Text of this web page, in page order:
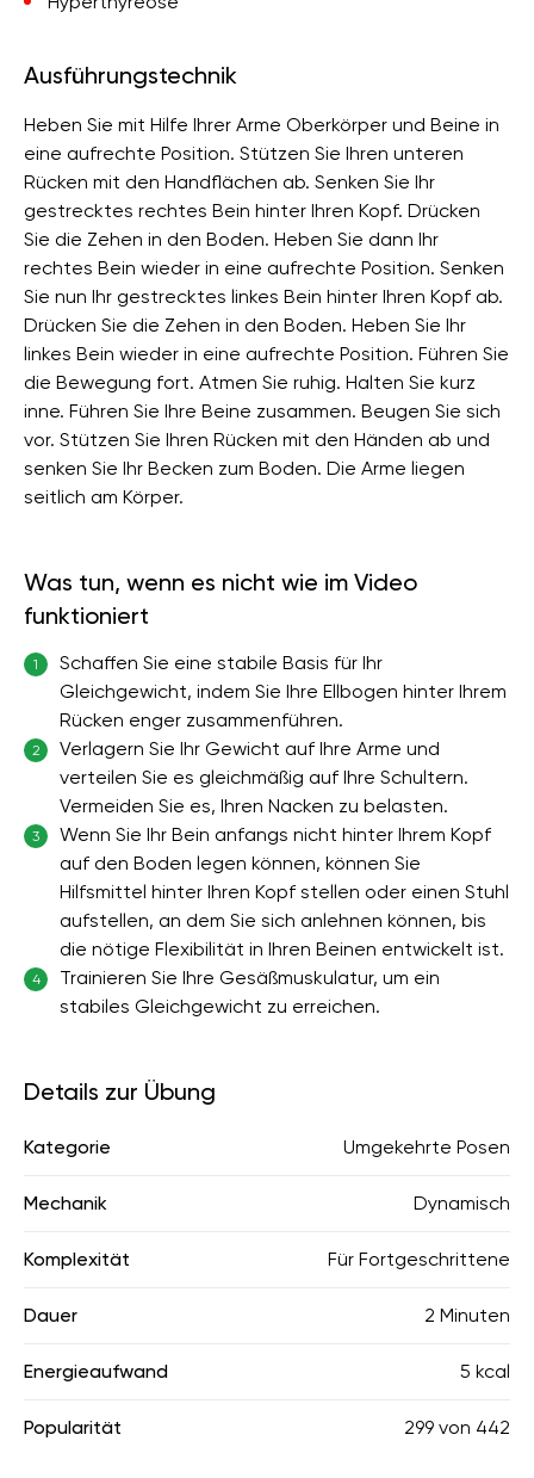
Ausführungstechnik
Heben Sie mit Hilfe Ihrer Arme Oberkörper und Beine in
eine aufrechte Position. Stützen Sie Ihren unteren
Rücken mit den Handflächen ab. Senken Sie Ihr
gestrecktes rechtes Bein hinter Ihren Kopf. Drücken
Sie die Zehen in den Boden. Heben Sie dann Ihr
rechtes Bein wieder in eine aufrechte Position. Senken
Sie nun Ihr gestrecktes linkes Bein hinter Ihren Kopf ab.
Drücken Sie die Zehen in den Boden. Heben Sie Ihr
linkes Bein wieder in eine aufrechte Position. Führen Sie
die Bewegung fort. Atmen Sie ruhig. Halten Sie kurz
inne. Führen Sie Ihre Beine zusammen. Beugen Sie sich
vor. Stützen Sie Ihren Rücken mit den Händen ab und
senken Sie Ihr Becken zum Boden. Die Arme liegen
seitlich am Körper.
Was tun, wenn es nicht wie im Video
funktioniert
1
Schaffen Sie eine stabile Basis für Ihr
Gleichgewicht, indem Sie Ihre Ellbogen hinter Ihrem
Rücken enger zusammenführen.
2
Verlagern Sie Ihr Gewicht auf Ihre Arme und
verteilen Sie es gleichmäßig auf Ihre Schultern.
Vermeiden Sie es, Ihren Nacken zu belasten.
3
Wenn Sie Ihr Bein anfangs nicht hinter Ihrem Kopf
auf den Boden legen können, können Sie
Hilfsmittel hinter Ihren Kopf stellen oder einen Stuhl
aufstellen, an dem Sie sich anlehnen können, bis
die nötige Flexibilität in Ihren Beinen entwickelt ist.
4
Trainieren Sie Ihre Gesäßmuskulatur, um ein
stabiles Gleichgewicht zu erreichen.
Details zur Übung
Kategorie Umgekehrte Posen
Mechanik Dynamisch
Komplexität Für Fortgeschrittene
Dauer 2 Minuten
Energieaufwand 5 kcal
Popularität 299 von 442